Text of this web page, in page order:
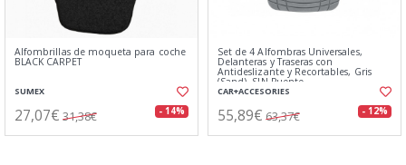
Alfombrillas de moqueta para coche
BLACK CARPET
SUMEX
27,07€ 31,38€ - 14%
Set de 4 Alfombras Universales,
Delanteras y Traseras con
Antideslizante y Recortables, Gris
(Sand), SIN Puente
CAR+ACCESORIES
55,89€ 63,37€ - 12%